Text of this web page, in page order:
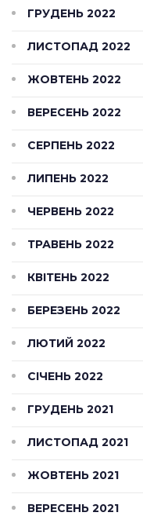
ГРУДЕНЬ 2022
ЛИСТОПАД 2022
ЖОВТЕНЬ 2022
ВЕРЕСЕНЬ 2022
СЕРПЕНЬ 2022
ЛИПЕНЬ 2022
ЧЕРВЕНЬ 2022
ТРАВЕНЬ 2022
КВІТЕНЬ 2022
БЕРЕЗЕНЬ 2022
ЛЮТИЙ 2022
СІЧЕНЬ 2022
ГРУДЕНЬ 2021
ЛИСТОПАД 2021
ЖОВТЕНЬ 2021
ВЕРЕСЕНЬ 2021